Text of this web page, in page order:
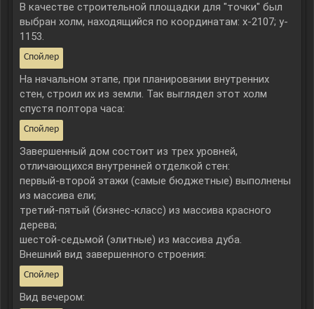
В качестве строительной площадки для "точки" был
выбран холм, находящийся по координатам: x-2107; y-
1153.
Спойлер
На начальном этапе, при планировании внутренних
стен, строил их из земли. Так выглядел этот холм
спустя полтора часа:
Спойлер
Завершенный дом состоит из трех уровней,
отличающихся внутренней отделкой стен:
первый-второй этажи (самые бюджетные) выполнены
из массива ели;
третий-пятый (бизнес-класс) из массива красного
дерева;
шестой-седьмой (элитные) из массива дуба.
Внешний вид завершенного строения:
Спойлер
Вид вечером: